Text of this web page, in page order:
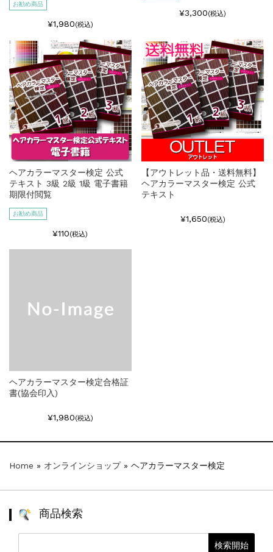
お勧め商品
¥1,980(税込)
¥3,300(税込)
ヘアカラーマスター検定 公式
テキスト 3級 2級 1級 電子書籍
期限付閲覧
お勧め商品
¥110(税込)
【アウトレット品・送料無料】
ヘアカラーマスター検定 公式
テキスト
¥1,650(税込)
ヘアカラーマスター検定合格証
書(協会印入)
¥1,980(税込)
Home » オンラインショップ » ヘアカラーマスター検定
商品検索